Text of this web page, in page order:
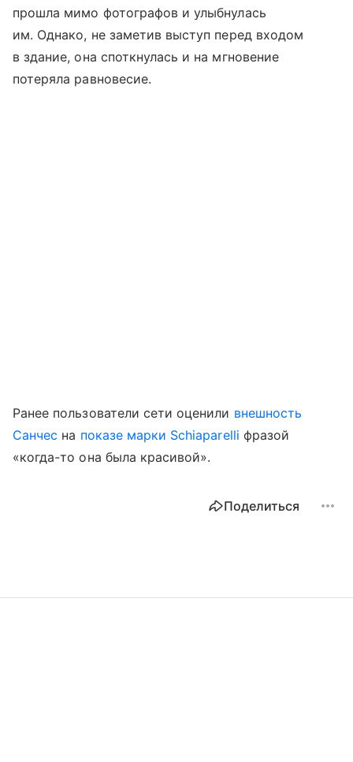
прошла мимо фотографов и улыбнулась
им. Однако, не заметив выступ перед входом
в здание, она споткнулась и на мгновение
потеряла равновесие.
Ранее пользователи сети оценили внешность
Санчес на показе марки Schiaparelli фразой
«когда-то она была красивой».
Поделиться